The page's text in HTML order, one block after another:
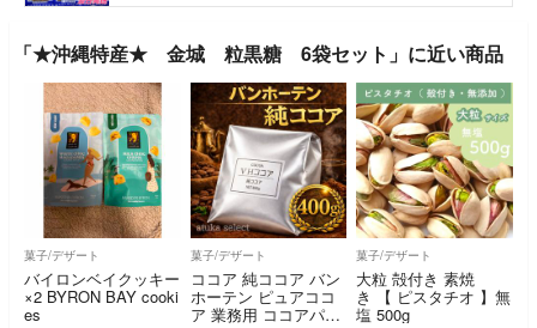
「★沖縄特産★ 金城 粒黒糖 6袋セット」に近い商品
菓子/デザート
バイロンベイクッキー
×2 BYRON BAY cooki
es
菓子/デザート
ココア 純ココア バン
ホーテン ピュアココ
ア 業務用 ココアパウ
菓子/デザート
大粒 殻付き 素焼
き 【 ピスタチオ 】無
塩 500g